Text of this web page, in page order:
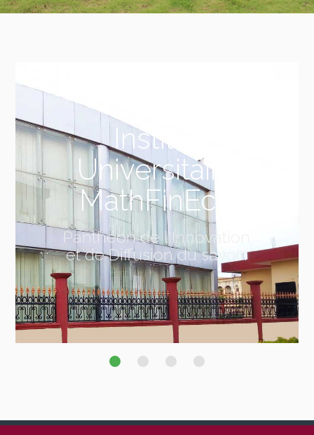
Institut
Universitaire
MathFinEco
Panthéon de l'Innovation
et de Diffusion du savoir.